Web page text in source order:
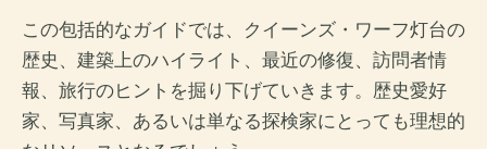
この包括的なガイドでは、クイーンズ・ワーフ灯台の
歴史、建築上のハイライト、最近の修復、訪問者情
報、旅行のヒントを掘り下げていきます。歴史愛好
家、写真家、あるいは単なる探検家にとっても理想的